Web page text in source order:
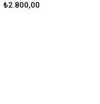
₺2.800,00